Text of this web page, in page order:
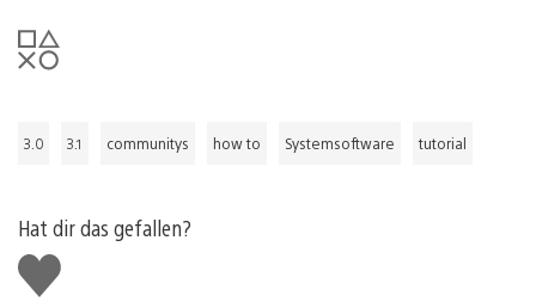
3.0 3.1 communitys how to Systemsoftware tutorial
Hat dir das gefallen?
Gefällt
mir